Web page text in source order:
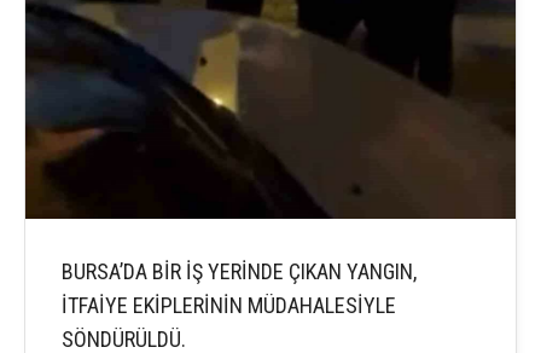
BURSA’DA BİR İŞ YERİNDE ÇIKAN YANGIN,
İTFAİYE EKİPLERİNİN MÜDAHALESİYLE
SÖNDÜRÜLDÜ.